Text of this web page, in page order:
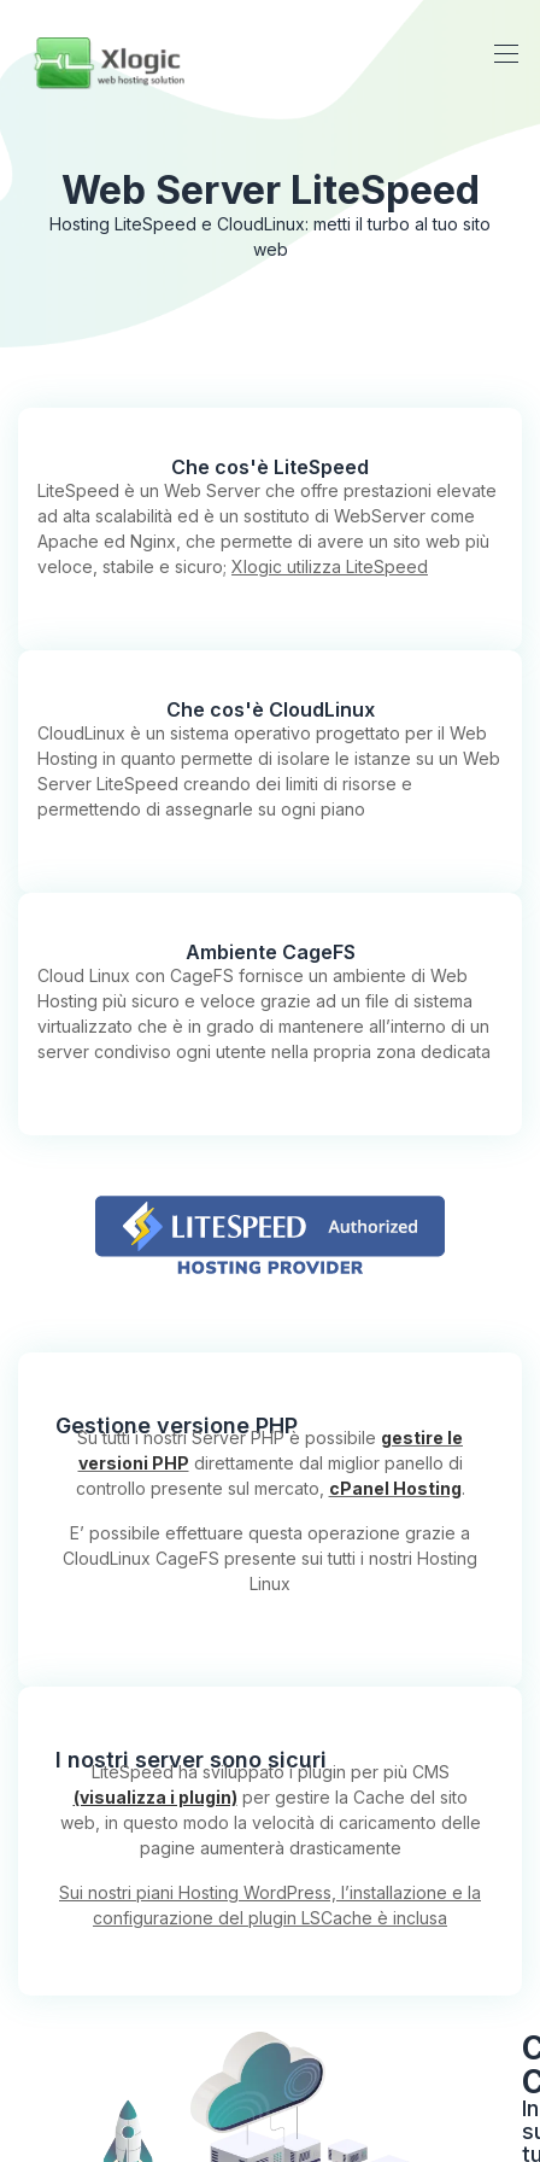
Web Server LiteSpeed
Hosting LiteSpeed e CloudLinux: metti il turbo al tuo sito
web
Che cos'è LiteSpeed
LiteSpeed è un Web Server che offre prestazioni elevate
ad alta scalabilità ed è un sostituto di WebServer come
Apache ed Nginx, che permette di avere un sito web più
veloce, stabile e sicuro; Xlogic utilizza LiteSpeed
Che cos'è CloudLinux
CloudLinux è un sistema operativo progettato per il Web
Hosting in quanto permette di isolare le istanze su un Web
Server LiteSpeed creando dei limiti di risorse e
permettendo di assegnarle su ogni piano
Ambiente CageFS
Cloud Linux con CageFS fornisce un ambiente di Web
Hosting più sicuro e veloce grazie ad un file di sistema
virtualizzato che è in grado di mantenere all’interno di un
server condiviso ogni utente nella propria zona dedicata
Gestione versione PHP
Su tutti i nostri Server PHP è possibile gestire le
versioni PHP direttamente dal miglior panello di
controllo presente sul mercato, cPanel Hosting.
E’ possibile effettuare questa operazione grazie a
CloudLinux CageFS presente sui tutti i nostri Hosting
Linux
I nostri server sono sicuri
LiteSpeed ha sviluppato i plugin per più CMS
(visualizza i plugin) per gestire la Cache del sito
web, in questo modo la velocità di caricamento delle
pagine aumenterà drasticamente
Sui nostri piani Hosting WordPress, l’installazione e la
configurazione del plugin LSCache è inclusa